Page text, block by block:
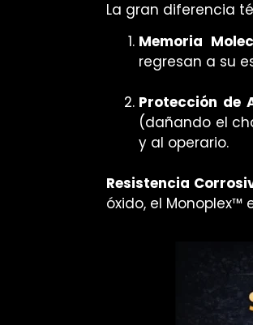
La gran diferencia
Memoria
regresan a su
Protección de
(dañando el
y al operario.
Resistencia
óxido, el